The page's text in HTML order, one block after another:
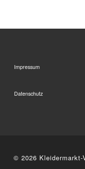
Impressum
Datenschutz
© 2026 Kleidermarkt-